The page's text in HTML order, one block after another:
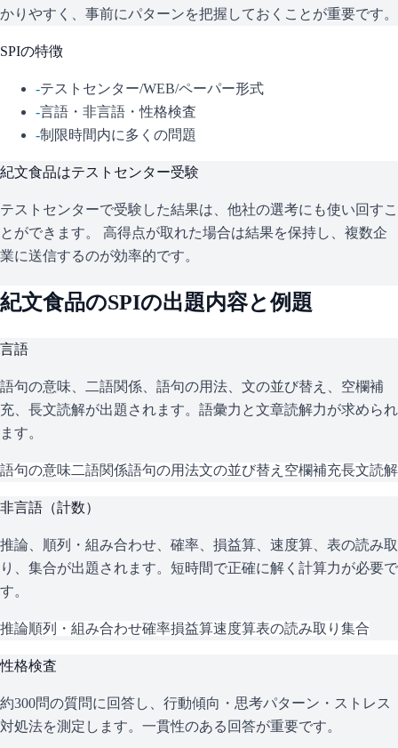
かりやすく、事前にパターンを把握しておくことが重要です。
SPIの特徴
-テストセンター/WEB/ペーパー形式
-言語・非言語・性格検査
-制限時間内に多くの問題
紀文食品はテストセンター受験
テストセンターで受験した結果は、他社の選考にも使い回すこ
とができます。 高得点が取れた場合は結果を保持し、複数企
業に送信するのが効率的です。
紀文食品のSPIの出題内容と例題
言語
語句の意味、二語関係、語句の用法、文の並び替え、空欄補
充、長文読解が出題されます。語彙力と文章読解力が求められ
ます。
語句の意味二語関係語句の用法文の並び替え 空欄補充長文読解
非言語（計数）
推論、順列・組み合わせ、確率、損益算、速度算、表の読み取
り、集合が出題されます。短時間で正確に解く計算力が必要で
す。
推論順列・組み合わせ確率損益算速度算表の読み取り 集合
性格検査
約300問の質問に回答し、行動傾向・思考パターン・ストレス
対処法を測定します。一貫性のある回答が重要です。